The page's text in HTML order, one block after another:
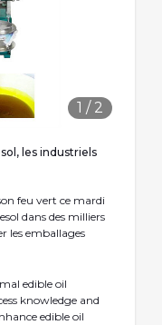
1 / 2
les industriels
feu vert ce mardi
dans des milliers
les emballages
edible oil
knowledge and
edible oil